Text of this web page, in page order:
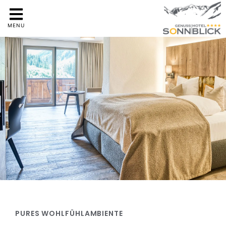
MENU
PURES WOHLFÜHLAMBIENTE